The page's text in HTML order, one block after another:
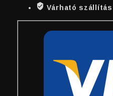
Várható szállítás